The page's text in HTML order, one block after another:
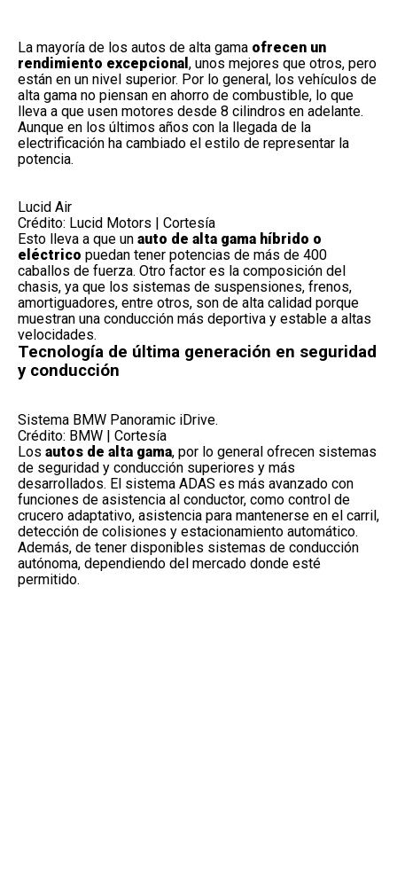
La mayoría de los autos de alta gama ofrecen un
rendimiento excepcional , unos mejores que otros, pero
están en un nivel superior. Por lo general, los vehículos de
alta gama no piensan en ahorro de combustible, lo que
lleva a que usen motores desde 8 cilindros en adelante.
Aunque en los últimos años con la llegada de la
electrificación ha cambiado el estilo de representar la
potencia.
Lucid Air
Crédito: Lucid Motors | Cortesía
Esto lleva a que un auto de alta gama híbrido o
eléctrico puedan tener potencias de más de 400
caballos de fuerza. Otro factor es la composición del
chasis, ya que los sistemas de suspensiones, frenos,
amortiguadores, entre otros, son de alta calidad porque
muestran una conducción más deportiva y estable a altas
velocidades.
Tecnología de última generación en seguridad
y conducción
Sistema BMW Panoramic iDrive.
Crédito: BMW | Cortesía
Los autos de alta gama, por lo general ofrecen sistemas
de seguridad y conducción superiores y más
desarrollados. El sistema ADAS es más avanzado con
funciones de asistencia al conductor, como control de
crucero adaptativo, asistencia para mantenerse en el carril,
detección de colisiones y estacionamiento automático.
Además, de tener disponibles sistemas de conducción
autónoma, dependiendo del mercado donde esté
permitido.